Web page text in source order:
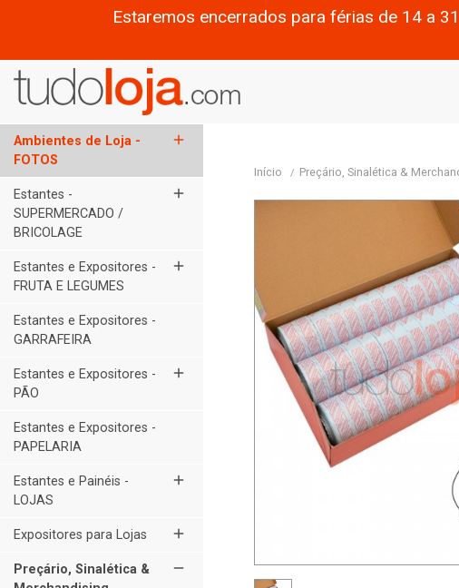
Estaremos encerrados para férias de 14 a
Ambientes de Loja -
FOTOS
add
Estantes -
SUPERMERCADO /
BRICOLAGE
add
Estantes e Expositores -
FRUTA E LEGUMES
add
Estantes e Expositores -
GARRAFEIRA
Estantes e Expositores -
PÃO
add
Estantes e Expositores -
PAPELARIA
Estantes e Painéis -
LOJAS
add
Expositores para Lojas add
Preçário, Sinalética &
remove
Início Preçário, Sinalética &